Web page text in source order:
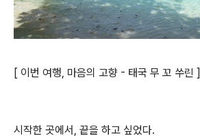
[ 이번 여행, 마음의 고향 - 태국 무 꼬 쑤린 ]
시작한 곳에서, 끝을 하고 싶었다.